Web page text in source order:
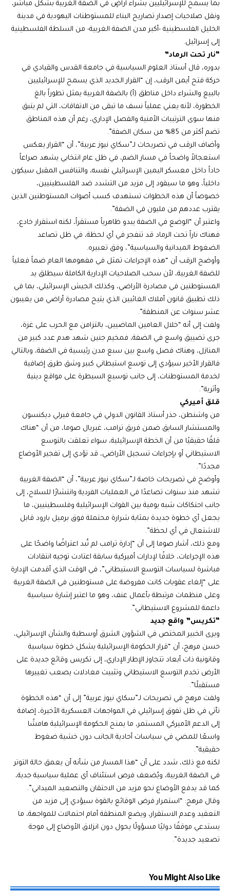
بما يسمح للإسرائيليين بشراء أراضٍ في الضفة الغربية بشكل مباشر،
ونقل صلاحيات إصدار تصاريح البناء للمستوطنات اليهودية في مدينة
الخليل الفلسطينية -أكبر مدن الضفة الغربية- من السلطة الفلسطينية
إلى إسرائيل.
“نار تحت الرماد”
بدوره، قال أستاذ العلوم السياسية في جامعة القدس والقيادي في
حركة فتح أيمن الرقب، إن “القرار الجديد الذي يسمح للإسرائيليين
بالبيع والشراء داخل مناطق (أ) بالضفة الغربية يمثل تطوراً بالغ
الخطورة، لأنه يعني عملياً نسف ما تبقى من الاتفاقات، التي لم يتبق
منها سوى الترتيبات الأمنية والفصل الإداري، رغم أن هذه المناطق
تضم أكثر من 85% من سكان الضفة”.
وأضاف الرقب في تصريحات لـ”سكاي نيوز عربية”، أن “القرار يعكس
استعجالاً واضحاً في مسار الضم، في ظل عام انتخابي يشهد صراعاً
حاداً داخل معسكر اليمين الإسرائيلي نفسه، والتنافس المقبل سيكون
داخلياً، وهو ما سيقود إلى مزيد من التشدد ضد الفلسطينيين،
خصوصاً أن هذه الخطوات تستهدف كسب أصوات المستوطنين الذين
يقترب عددهم من مليون في الضفة”.
واعتبر أن “الوضع في الضفة يبدو ظاهرياً مستقراً، لكنه استقرار خادع،
فهناك ناراً تحت الرماد قد تنفجر في أي لحظة، في ظل تصاعد
الضغوط الميدانية والسياسية”، وفق تعبيره.
وأوضح الرقب أن “هذه الإجراءات تمثل في مفهومها العام ضماً فعلياً
للضفة الغربية، لأن سحب الصلاحيات الإدارية الكاملة سيطلق يد
المستوطنين في مصادرة الأراضي، وكذلك الجيش الإسرائيلي، بما في
ذلك تطبيق قانون أملاك الغائبين الذي يتيح مصادرة أراضي من يغيبون
عشر سنوات عن المنطقة”.
ولفت إلى أنه “خلال العامين الماضيين، بالتزامن مع الحرب على غزة،
جرى تضييق واسع في الضفة، فمخيم جنين شهد هدم عدد كبير من
المنازل، وهناك فصل واسع بين سبع مدن رئيسية في الضفة، وبالتالي
فالقرار الأخير سيؤدي إلى توسع استيطاني كبير وشق طرق إضافية
لخدمة المستوطنات، إلى جانب توسيع السيطرة على مواقع دينية
وأثرية”.
قلق أميركي
من واشنطن، حذر أستاذ القانون الدولي في جامعة فيرلي ديكنسون
والمستشار السابق ضمن فريق ترامب، غبريال صوما، من أن “هناك
قلقًا حقيقيًا من أن الخطة الإسرائيلية، سواء تعلقت بالتوسع
الاستيطاني أو بإجراءات تسجيل الأراضي، قد تؤدي إلى تفجير الأوضاع
مجددًا”.
وأوضح في تصريحات خاصة لـ”سكاي نيوز عربية”، أن “الضفة الغربية
تشهد منذ سنوات تصاعدًا في العمليات الفردية وانتشارًا للسلاح، إلى
جانب احتكاكات شبه يومية بين القوات الإسرائيلية وفلسطينيين، ما
يجعل أي خطوة جديدة بمثابة شرارة محتملة فوق برميل بارود قابل
للاشتعال في أي لحظة”.
ومع ذلك، أشار صوما إلى أن “إدارة ترامب لم تُبد اعتراضًا واضحًا على
هذه الإجراءات، خلافًا لإدارات أميركية سابقة اعتادت توجيه انتقادات
مباشرة لسياسات التوسع الاستيطاني”، في الوقت الذي أقدمت الإدارة
على “إلغاء عقوبات كانت مفروضة على مستوطنين في الضفة الغربية
وعلى منظمات مرتبطة بأعمال عنف، وهو ما اعتبر إشارة سياسية
داعمة للمشروع الاستيطاني”.
“تكريس” واقع جديد
ويرى الخبير المختص في الشؤون الشرق أوسطية والشأن الإسرائيلي،
حسن مرهج، أن “قرار الحكومة الإسرائيلية يشكل خطوة سياسية
وقانونية ذات أبعاد تتجاوز الإطار الإداري، إلى تكريس وقائع جديدة على
الأرض تخدم التوسع الاستيطاني وتثبيت معادلات يصعب تغييرها
مستقبلًا”.
ولفت مرهج في تصريحات لـ”سكاي نيوز عربية” إلى أن “هذه الخطوة
تأتي في ظل تفوق إسرائيلي في المواجهات العسكرية الأخيرة، إضافة
إلى الدعم الأميركي المستمر، ما يمنح الحكومة الإسرائيلية هامشًا
واسعًا للمضي في سياسات أحادية الجانب دون خشية ضغوط
حقيقية”.
لكنه مع ذلك، شدد على أن “هذا المسار من شأنه أن يعمق حالة التوتر
في الضفة الغربية، ويُضعف فرص استئناف أي عملية سياسية جدية،
كما قد يدفع الأوضاع نحو مزيد من الاحتقان والتصعيد الميداني”.
وقال مرهج: “استمرار فرض الوقائع بالقوة سيؤدي إلى مزيد من
التعقيد وعدم الاستقرار، ويضع المنطقة أمام احتمالات للمواجهة، ما
يستدعي موقفًا دوليًا مسؤولًا يحول دون انزلاق الأوضاع إلى موجة
تصعيد جديدة”.
You Might Also Like